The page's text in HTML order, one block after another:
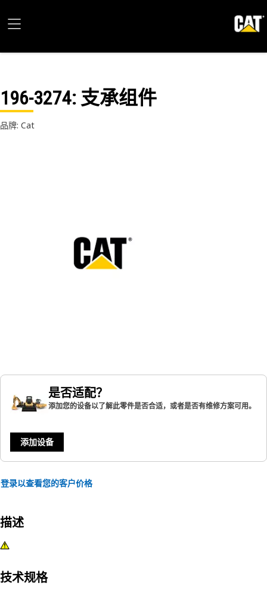
196-3274: 支承组件
品牌: Cat
是否适配？
添加您的设备以了解此零件是否合适，或者是否有维修方案可用。
添加设备
登录以查看您的客户价格
描述
技术规格